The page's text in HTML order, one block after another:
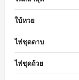
ใบ้หวย
ไพ่ชุดดาบ
ไพ่ชุดถ้วย